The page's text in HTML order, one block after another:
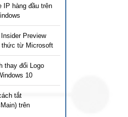
IP hàng đầu trên
Preview
thức từ Microsoft
thay đổi Logo
10
tắt
trên